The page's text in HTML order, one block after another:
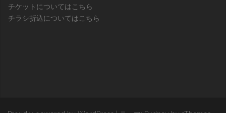
チケットについてはこちら
チラシ折込についてはこちら